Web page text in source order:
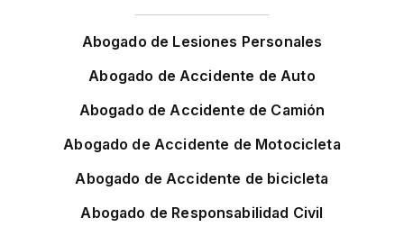
Abogado de Lesiones Personales
Abogado de Accidente de Auto
Abogado de Accidente de Camión
Abogado de Accidente de Motocicleta
Abogado de Accidente de bicicleta
Abogado de Responsabilidad Civil